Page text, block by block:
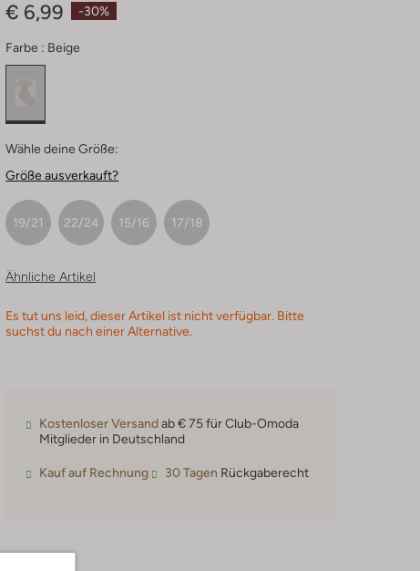
-30%
€ 6,99
Farbe : Beige
Wähle deine Größe:
Größe ausverkauft?
19/21 22/24 15/16 17/18
Ähnliche Artikel
Es tut uns leid, dieser Artikel ist nicht verfügbar. Bitte
suchst du nach einer Alternative.
Kostenloser Versandab € 75 für Club-Omoda
Mitglieder in Deutschland
Kauf auf Rechnung 30 Tagen Rückgaberecht